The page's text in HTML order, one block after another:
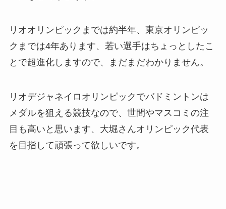
リオオリンピックまでは約半年、東京オリンピッ
クまでは4年あります、若い選手はちょっとしたこ
とで超進化しますので、まだまだわかりません。
リオデジャネイロオリンピックでバドミントンは
メダルを狙える競技なので、世間やマスコミの注
目も高いと思います、大堀さんオリンピック代表
を目指して頑張って欲しいです。